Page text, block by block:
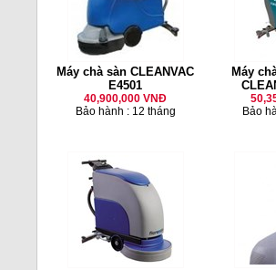
Máy chà sàn CLEANVAC
E4501
40,900,000 VNĐ
Bảo hành : 12 tháng
Máy
Bảo